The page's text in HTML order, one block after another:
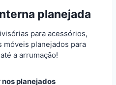
planejada
para acessórios,
planejados para
a arrumação!
nos planejados